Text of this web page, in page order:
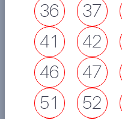
36
37
41
42
46
47
51
52